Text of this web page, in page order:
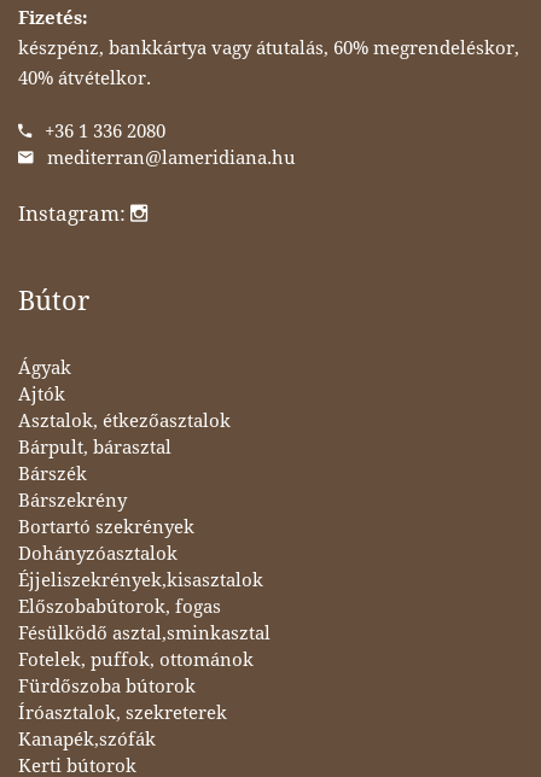
Fizetés:
készpénz, bankkártya vagy átutalás, 60% megrendeléskor,
40% átvételkor.
+36 1 336 2080
mediterran@lameridiana.hu
Instagram:
Bútor
Ágyak
Ajtók
Asztalok, étkezőasztalok
Bárpult, bárasztal
Bárszék
Bárszekrény
Bortartó szekrények
Dohányzóasztalok
Éjjeliszekrények,kisasztalok
Előszobabútorok, fogas
Fésülködő asztal,sminkasztal
Fotelek, puffok, ottománok
Fürdőszoba bútorok
Íróasztalok, szekreterek
Kanapék,szófák
Kerti bútorok